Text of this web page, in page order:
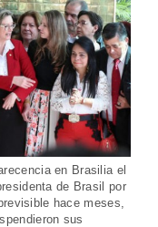
en Brasilia el
de Brasil por
hace meses,
sus